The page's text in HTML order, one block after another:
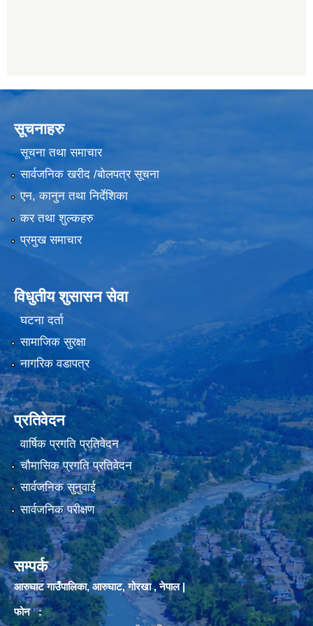
सूचनाहरु
सूचना तथा समाचार
सार्वजनिक खरीद /बोलपत्र सूचना
एन, कानुन तथा निर्देशिका
कर तथा शुल्कहरु
प्रमुख समाचार
विधुतीय शुसासन सेवा
घटना दर्ता
सामाजिक सुरक्षा
नागरिक वडापत्र
प्रतिवेदन
वार्षिक प्रगति प्रतिवेदन
चौमासिक प्रगति प्रतिवेदन
सार्वजनिक सुनुवाई
सार्वजनिक परीक्षण
सम्पर्क
आरुघाट गाउँपालिका, आरुघाट, गोरखा , नेपाल |
फोन :